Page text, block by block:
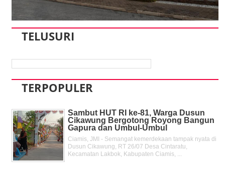
TELUSURI
TERPOPULER
Sambut HUT RI ke-81, Warga Dusun
Cikawung Bergotong Royong Bangun
Gapura dan Umbul-Umbul
Ciamis, JMI - Semangat kemerdekaan tampak nyata di
Dusun Cikawung, RT 26/07 Desa Cintaratu,
Kecamatan Lakbok, Kabupaten Ciamis, ...